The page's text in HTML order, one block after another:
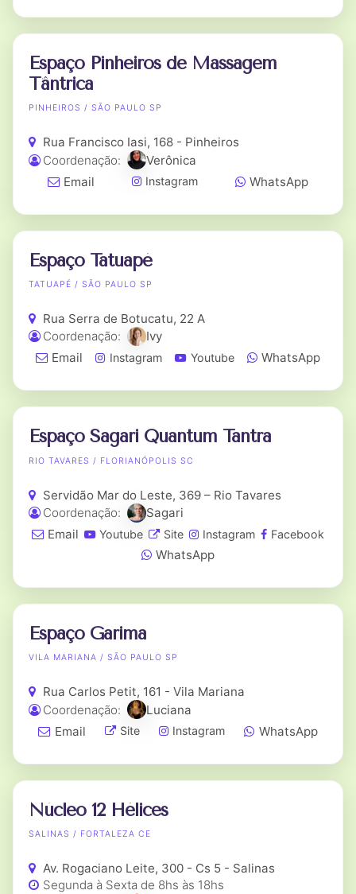
Espaço Pinheiros de Massagem
Tântrica
PINHEIROS / SÃO PAULO SP
Rua Francisco Iasi, 168 - Pinheiros
Coordenação:
Verônica
Email
Instagram WhatsApp
Espaço Tatuapé
TATUAPÉ / SÃO PAULO SP
Rua Serra de Botucatu, 22 A
Coordenação:
Ivy
Email
Instagram Youtube WhatsApp
Espaço Sagari Quantum Tantra
RIO TAVARES / FLORIANÓPOLIS SC
Servidão Mar do Leste, 369 – Rio Tavares
Coordenação:
Sagari
Email
Youtube Site Instagram Facebook
WhatsApp
Espaço Garima
VILA MARIANA / SÃO PAULO SP
Rua Carlos Petit, 161 - Vila Mariana
Coordenação:
Luciana
Email
Site Instagram WhatsApp
Núcleo 12 Hélices
SALINAS / FORTALEZA CE
Av. Rogaciano Leite, 300 - Cs 5 - Salinas
Segunda à Sexta de 8hs às 18hs